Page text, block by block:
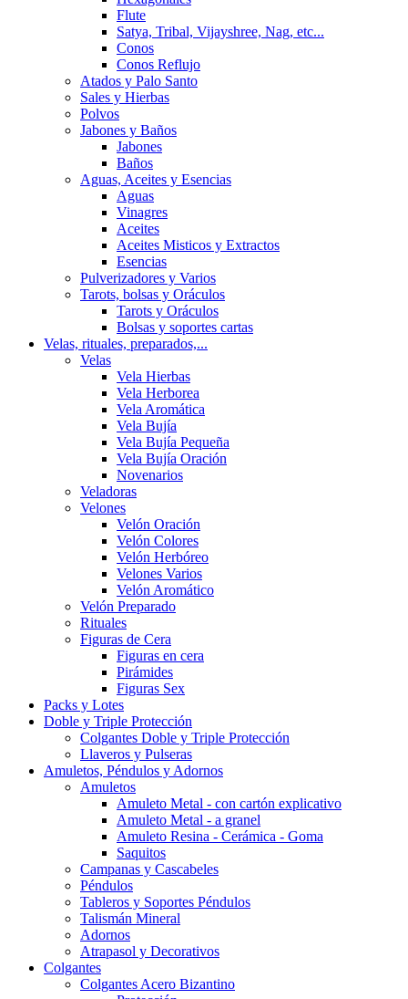
Flute
Satya, Tribal, Vijayshree, Nag, etc...
Conos
Conos Reflujo
Atados y Palo Santo
Sales y Hierbas
Polvos
Jabones y Baños
Jabones
Baños
Aguas, Aceites y Esencias
Aguas
Vinagres
Aceites
Aceites Misticos y Extractos
Esencias
Pulverizadores y Varios
Tarots, bolsas y Oráculos
Tarots y Oráculos
Bolsas y soportes cartas
Velas, rituales, preparados,...
Velas
Vela Hierbas
Vela Herborea
Vela Aromática
Vela Bujía
Vela Bujía Pequeña
Vela Bujía Oración
Novenarios
Veladoras
Velones
Velón Oración
Velón Colores
Velón Herbóreo
Velones Varios
Velón Aromático
Velón Preparado
Rituales
Figuras de Cera
Figuras en cera
Pirámides
Figuras Sex
Packs y Lotes
Doble y Triple Protección
Colgantes Doble y Triple Protección
Llaveros y Pulseras
Amuletos, Péndulos y Adornos
Amuletos
Amuleto Metal - con cartón explicativo
Amuleto Metal - a granel
Amuleto Resina - Cerámica - Goma
Saquitos
Campanas y Cascabeles
Péndulos
Tableros y Soportes Péndulos
Talismán Mineral
Adornos
Atrapasol y Decorativos
Colgantes
Colgantes Acero Bizantino